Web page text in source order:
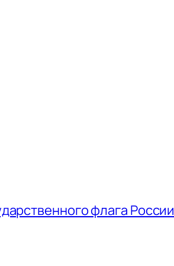
флага России